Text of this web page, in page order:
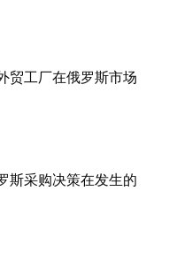
贸工厂在俄罗斯市场
斯采购决策在发生的